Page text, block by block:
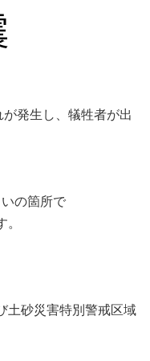
発生し、犠牲者が出
の箇所で
土砂災害特別警戒区域